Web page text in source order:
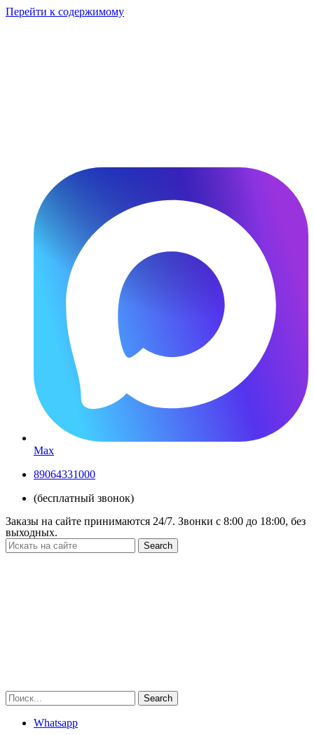
Перейти к содержимому
Max
89064331000
(бесплатный звонок)
Заказы на сайте принимаются 24/7. Звонки c 8:00 до 18:00, без
выходных.
Search
Search
Whatsapp